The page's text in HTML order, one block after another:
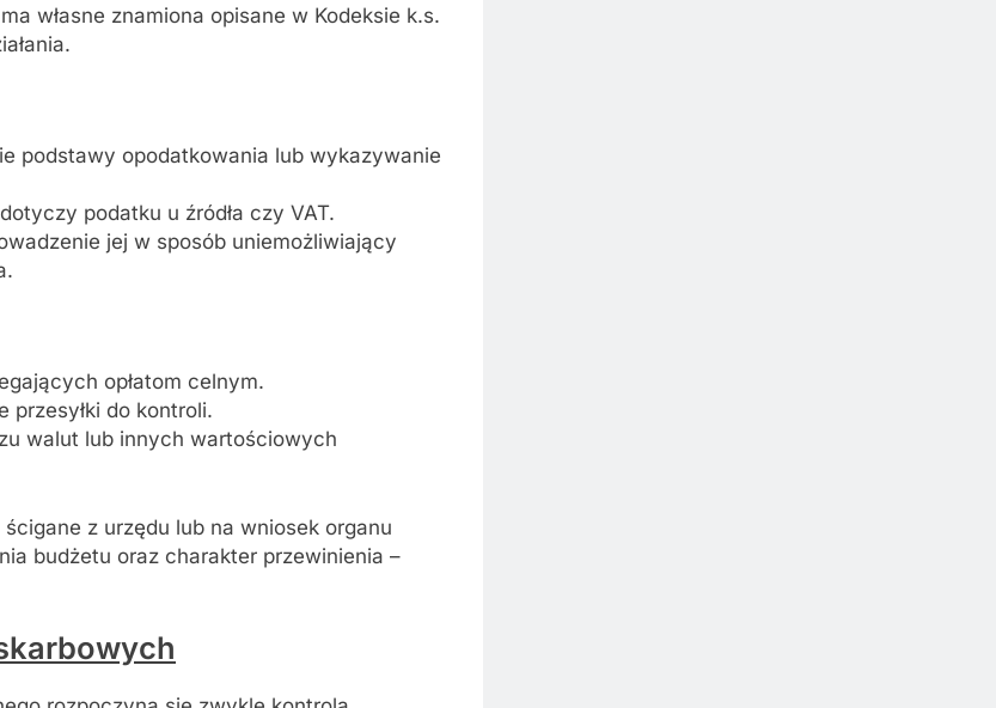
własne znamiona opisane w Kodeksie k.s.
podstawy opodatkowania lub wykazywanie
podatku u źródła czy VAT.
jej w sposób uniemożliwiający
opłatom celnym.
przesyłki do kontroli.
walut lub innych wartościowych
z urzędu lub na wniosek organu
budżetu oraz charakter przewinienia –